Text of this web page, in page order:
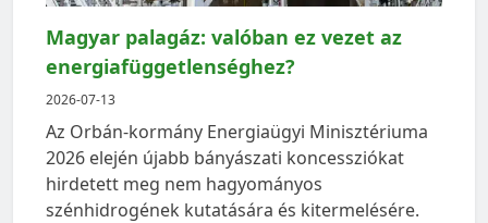
Magyar palagáz: valóban ez vezet az
energiafüggetlenséghez?
2026-07-13
Az Orbán-kormány Energiaügyi Minisztériuma
2026 elején újabb bányászati koncessziókat
hirdetett meg nem hagyományos
szénhidrogének kutatására és kitermelésére.